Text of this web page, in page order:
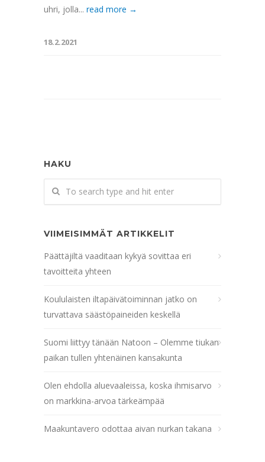
uhri, jolla... read more →
18.2.2021
HAKU
VIIMEISIMMÄT ARTIKKELIT
Päättäjiltä vaaditaan kykyä sovittaa eri
tavoitteita yhteen
Koululaisten iltapäivätoiminnan jatko on
turvattava säästöpaineiden keskellä
Suomi liittyy tänään Natoon – Olemme tiukan
paikan tullen yhtenäinen kansakunta
Olen ehdolla aluevaaleissa, koska ihmisarvo
on markkina-arvoa tärkeämpää
Maakuntavero odottaa aivan nurkan takana